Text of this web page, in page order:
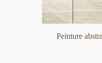
Peinture